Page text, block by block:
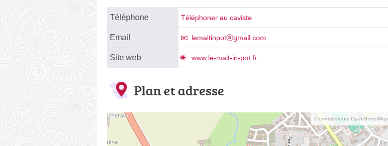
Téléphone Téléphoner au caviste
Email lemaltinpotⓐgmail.com
Site web www.le-malt-in-pot.fr
Plan et adresse
© contributeurs OpenStreetMap